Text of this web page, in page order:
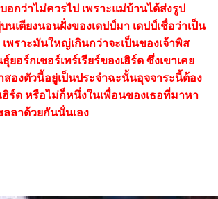
อกว่าไม่ควรไป เพราะแม่บ้านได้ส่งรูป
เตียงนอนฝั่งของเดปป์มา เดปป์เชื่อว่าเป็น
พราะมันใหญ่เกินกว่าจะเป็นของเจ้าพิส
อร์กเชอร์เทร์เรียร์ของเฮิร์ด ซึ่งเขาเคย
สองตัวนี้อยู่เป็นประจำฉะนั้นอุจจาระนี้ต้อง
ฮิร์ด หรือไม่ก็หนึ่งในเพื่อนของเธอที่มาหา
ลลาด้วยกันนั่นเอง